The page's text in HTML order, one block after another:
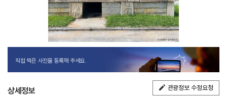
직접 찍은 사진을 등록해 주세요.
상세정보 관광정보 수정요청